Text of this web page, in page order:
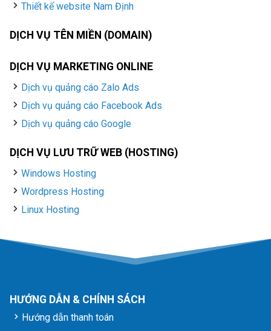
Thiết kế website Nam Định
DỊCH VỤ TÊN MIỀN (DOMAIN)
DỊCH VỤ MARKETING ONLINE
Dịch vụ quảng cáo Zalo Ads
Dịch vụ quảng cáo Facebook Ads
Dịch vụ quảng cáo Google
DỊCH VỤ LƯU TRỮ WEB (HOSTING)
Windows Hosting
Wordpress Hosting
Linux Hosting
HƯỚNG DẪN & CHÍNH SÁCH
Hướng dẫn thanh toán